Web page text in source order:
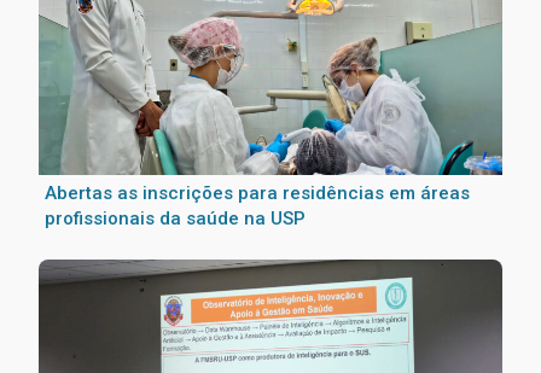
Abertas as inscrições para residências em áreas
profissionais da saúde na USP